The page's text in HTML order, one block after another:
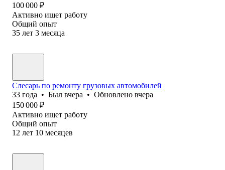
100 000 ₽
Активно ищет работу
Общий опыт
35 лет 3 месяца
Слесарь по ремонту грузовых автомобилей
33 года • Был вчера • Обновлено вчера
150 000 ₽
Активно ищет работу
Общий опыт
12 лет 10 месяцев